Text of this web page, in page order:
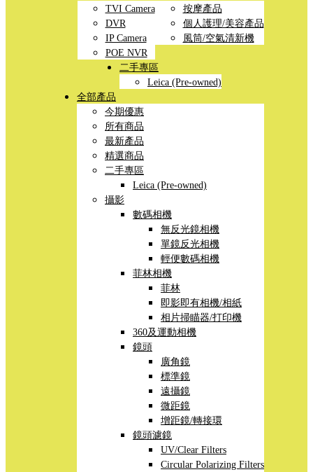
TVI Camera
DVR
IP Camera
POE NVR
按摩產品
個人護理/美容產品
風筒/空氣清新機
二手專區
Leica (Pre-owned)
全部產品
今期優惠
所有商品
最新產品
精選商品
二手專區
Leica (Pre-owned)
攝影
數碼相機
無反光鏡相機
單鏡反光相機
輕便數碼相機
菲林相機
菲林
即影即有相機/相紙
相片掃瞄器/打印機
360及運動相機
鏡頭
廣角鏡
標準鏡
遠攝鏡
微距鏡
增距鏡/轉接環
鏡頭濾鏡
UV/Clear Filters
Circular Polarizing Filters